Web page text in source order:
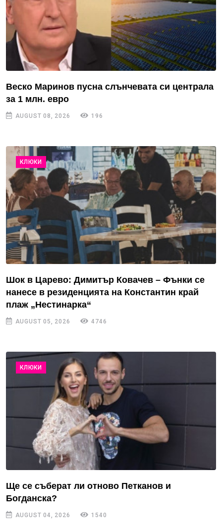
Веско Маринов пусна слънчевата си централа
за 1 млн. евро
AUGUST 08, 2026 196
КЛЮКИ
Шок в Царево: Димитър Ковачев – Фънки се
нанесе в резиденцията на Константин край
плаж „Нестинарка“
AUGUST 05, 2026 4746
КЛЮКИ
Ще се съберат ли отново Петканов и
Богданска?
AUGUST 04, 2026 1540